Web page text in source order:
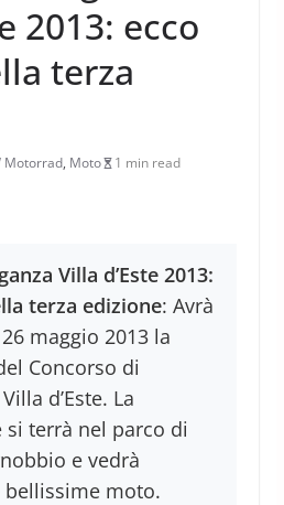
2013: ecco
terza
Motorrad, Moto 1 min read
Villa d’Este 2013:
terza edizione: Avrà
maggio 2013 la
Concorso di
d’Este. La
si terrà nel parco di
e vedrà
moto.